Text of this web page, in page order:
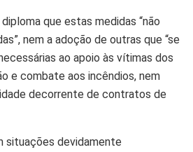
que estas medidas “não
nem a adoção de outras que “se
ao apoio às vítimas dos
e combate aos incêndios, nem
decorrente de contratos de
situações devidamente